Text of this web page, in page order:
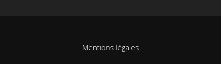
Mentions légales